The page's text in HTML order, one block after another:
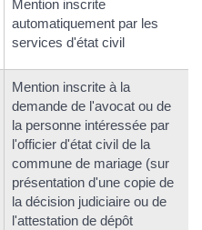
Mention inscrite
automatiquement par les
services d'état civil
Mention inscrite à la
demande de l'avocat ou de
la personne intéressée par
l'officier d'état civil de la
commune de mariage (sur
présentation d'une copie de
la décision judiciaire ou de
l'attestation de dépôt